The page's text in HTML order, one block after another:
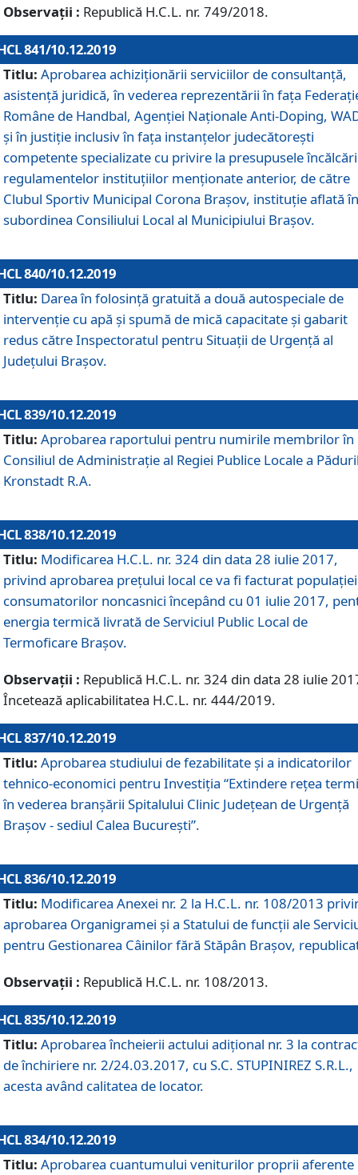
Observații : Republică H.C.L. nr. 749/2018.
841/10.12.2019
Titlu: Aprobarea achiziționării serviciilor de consultanță,
asistență juridică, în vederea reprezentării în fața
Române de Handbal, Agenției Naționale Anti-Doping,
și în justiție inclusiv în fața instanțelor judecătorești
competente specializate cu privire la presupusele
regulamentelor instituțiilor menționate anterior, de către
Clubul Sportiv Municipal Corona Braşov, instituție aflată în
subordinea Consiliului Local al Municipiului Brașov.
840/10.12.2019
Titlu: Darea în folosință gratuită a două autospeciale de
intervenție cu apă și spumă de mică capacitate și gabarit
redus către Inspectoratul pentru Situaţii de Urgenţă al
Judeţului Brașov.
839/10.12.2019
Titlu: Aprobarea raportului pentru numirile membrilor în
Consiliul de Administraţie al Regiei Publice Locale a
Kronstadt R.A.
838/10.12.2019
Titlu: Modificarea H.C.L. nr. 324 din data 28 iulie 2017,
privind aprobarea preţului local ce va fi facturat
consumatorilor noncasnici începând cu 01 iulie 2017,
energia termică livrată de Serviciul Public Local de
Termoficare Braşov.
Observații : Republică H.C.L. nr. 324 din data 28 iulie
Încetează aplicabilitatea H.C.L. nr. 444/2019.
837/10.12.2019
Titlu: Aprobarea studiului de fezabilitate și a indicatorilor
tehnico-economici pentru Investiția “Extindere rețea
în vederea branșării Spitalului Clinic Județean de Urgență
Brașov - sediul Calea București”.
836/10.12.2019
Titlu: Modificarea Anexei nr. 2 la H.C.L. nr. 108/2013
aprobarea Organigramei şi a Statului de funcții ale
pentru Gestionarea Câinilor fără Stăpân Brașov,
Observații : Republică H.C.L. nr. 108/2013.
835/10.12.2019
Titlu: Aprobarea încheierii actului adițional nr. 3 la
de închiriere nr. 2/24.03.2017, cu S.C. STUPINIREZ S.R.L.,
acesta având calitatea de locator.
834/10.12.2019
Titlu: Aprobarea cuantumului veniturilor proprii aferente